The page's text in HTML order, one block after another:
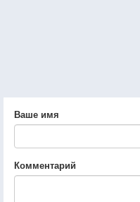
Ваше имя
Комментарий